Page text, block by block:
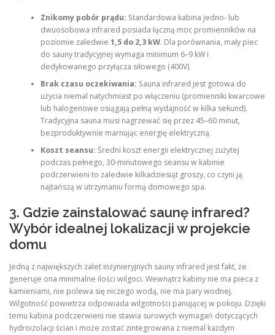
Znikomy pobór prądu: Standardowa kabina jedno- lub
dwuosobowa infrared posiada łączną moc promienników na
poziomie zaledwie 1,5 do 2,3 kW. Dla porównania, mały piec
do sauny tradycyjnej wymaga minimum 6–9 kW i
dedykowanego przyłącza siłowego (400V).
Brak czasu oczekiwania: Sauna infrared jest gotowa do
użycia niemal natychmiast po włączeniu (promienniki kwarcowe
lub halogenowe osiągają pełną wydajność w kilka sekund).
Tradycyjna sauna musi nagrzewać się przez 45–60 minut,
bezproduktywnie marnując energię elektryczną.
Koszt seansu: Średni koszt energii elektrycznej zużytej
podczas pełnego, 30-minutowego seansu w kabinie
podczerwieni to zaledwie kilkadziesiąt groszy, co czyni ją
najtańszą w utrzymaniu formą domowego spa.
3. Gdzie zainstalować saunę infrared?
Wybór idealnej lokalizacji w projekcie
domu
Jedną z największych zalet inżynieryjnych sauny infrared jest fakt, że
generuje ona minimalne ilości wilgoci. Wewnątrz kabiny nie ma pieca z
kamieniami, nie polewa się niczego wodą, nie ma pary wodnej.
Wilgotność powietrza odpowiada wilgotności panującej w pokoju. Dzięki
temu kabina podczerwieni nie stawia surowych wymagań dotyczących
hydroizolacji ścian i może zostać zintegrowana z niemal każdym